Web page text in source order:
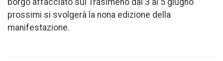
prossimi si svolgerà la nona edizione della
manifestazione.